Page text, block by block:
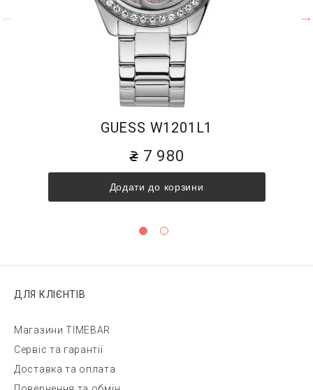
GUESS W1201L1
7 980
Додати до корзини
ДЛЯ КЛІЄНТІВ
Магазини TIMEBAR
Сервіс та гарантії
Доставка та оплата